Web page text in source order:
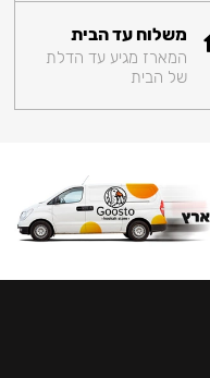
משלוח עד הבית
המארז מגיע עד הדלת
של הבית